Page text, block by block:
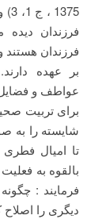
فرزندان
فرزندان هستند
بر عهده
عواطف و فضایل
برای تربیت
شایسته را به
تا امیال فطری
بالقوه به
فرمایند :
دیگری را اصلاح کند